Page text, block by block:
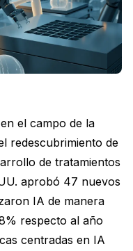
el campo de la
redescubrimiento de
de tratamientos
aprobó 47 nuevos
IA de manera
respecto al año
centradas en IA